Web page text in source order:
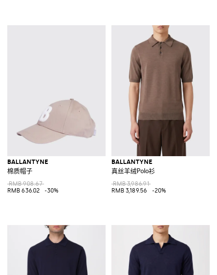
BALLANTYNE
棉质帽子
RMB 908.67
RMB 636.02
-30%
BALLANTYNE
真丝羊绒Polo衫
RMB 3,986.91
RMB 3,189.56
-20%